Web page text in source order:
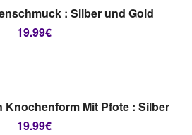
WÄHLEN
: Silber und Gold
19.99€
WEITERLESEN Mit Pfote : Silber
19.99€